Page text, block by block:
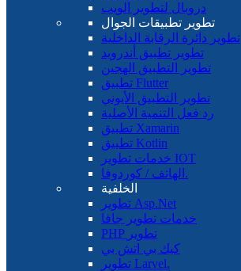
دروبال لتطوير الويب
تطوير تطبيقات الجوال
تطوير دائرة الرقابة الداخلية
تطوير تطبيق أندرويد
تطوير التطبيق الهجين
تطبيق Flutter
تطوير التطبيق الأيوني
رد فعل التنمية الأصلية
تطبيق Xamarin
تطبيق Kotlin
خدمات تطوير IOT
الهاتف / كوردوفا.
الخلفية
تطوير Asp.Net
خدمات تطوير جافا
PHP تطوير
كيك بي اتش بي
تطوير Larvel.